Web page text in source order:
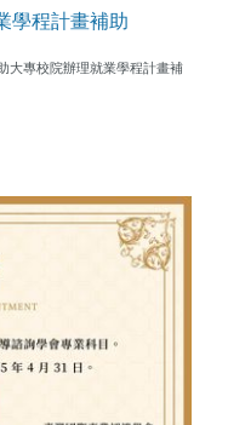
學程計畫補助
大專校院辦理就業學程計畫補